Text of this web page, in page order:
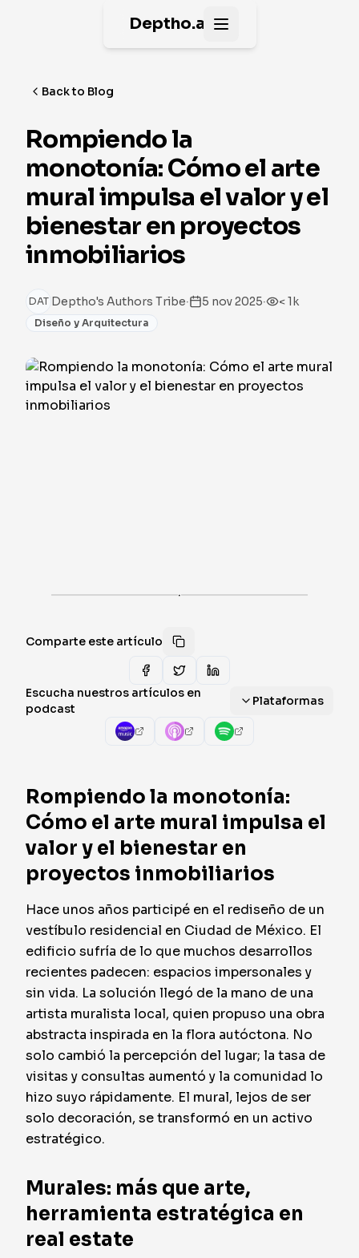
Deptho.ai Open main menu
Back to Blog
Rompiendo la
monotonía: Cómo el arte
mural impulsa el valor y el
bienestar en proyectos
inmobiliarios
DAT Deptho's Authors Tribe· 5 nov 2025· < 1k
Diseño y Arquitectura
·
Comparte este artículo
Escucha nuestros artículos en
podcast
Plataformas
Rompiendo la monotonía:
Cómo el arte mural impulsa el
valor y el bienestar en
proyectos inmobiliarios
Hace unos años participé en el rediseño de un
vestíbulo residencial en Ciudad de México. El
edificio sufría de lo que muchos desarrollos
recientes padecen: espacios impersonales y
sin vida. La solución llegó de la mano de una
artista muralista local, quien propuso una obra
abstracta inspirada en la flora autóctona. No
solo cambió la percepción del lugar; la tasa de
visitas y consultas aumentó y la comunidad lo
hizo suyo rápidamente. El mural, lejos de ser
solo decoración, se transformó en un activo
estratégico.
Murales: más que arte,
herramienta estratégica en
real estate